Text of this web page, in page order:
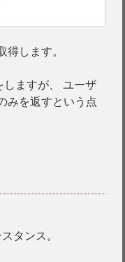
します。
しますが、 ユーザ
みを返すという点
タンス。